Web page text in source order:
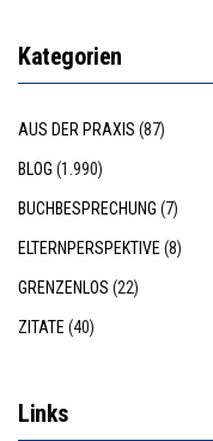
Kategorien
AUS DER PRAXIS (87)
BLOG (1.990)
BUCHBESPRECHUNG (7)
ELTERNPERSPEKTIVE (8)
GRENZENLOS (22)
ZITATE (40)
Links